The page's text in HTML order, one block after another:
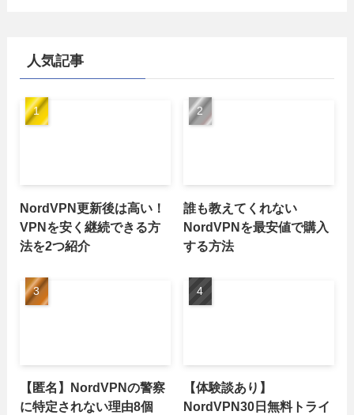
人気記事
NordVPN更新後は高い！
VPNを安く継続できる方
法を2つ紹介
誰も教えてくれない
NordVPNを最安値で購入
する方法
【匿名】NordVPNの警察
に特定されない理由8個
【体験談あり】
NordVPN30日無料トライ